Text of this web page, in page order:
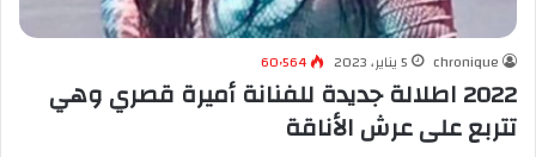
chronique 5 يناير، 2023 60٬564
2022 اطلالة جديدة للفنانة أميرة قصري وهي
تتربع على عرش الأناقة